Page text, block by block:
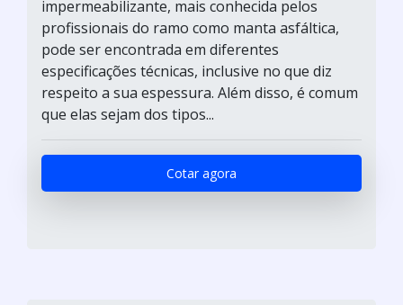
impermeabilizante, mais conhecida pelos
profissionais do ramo como manta asfáltica,
pode ser encontrada em diferentes
especificações técnicas, inclusive no que diz
respeito a sua espessura. Além disso, é comum
que elas sejam dos tipos...
Cotar agora